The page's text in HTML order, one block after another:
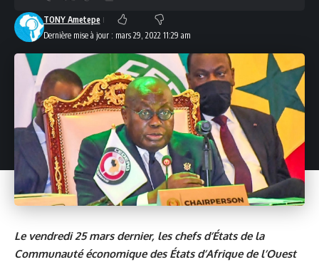
Dernière mise à jour : mars 29, 2022 11:29 am
TONY Ametepe
Le vendredi 25 mars dernier, les chefs d’États de la
Communauté économique des États d’Afrique de l’Ouest